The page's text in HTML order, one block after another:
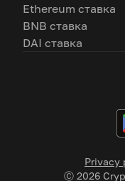
Privacy
Ⓒ 2026
Ethereum ставка
BNB ставка
DAI ставка